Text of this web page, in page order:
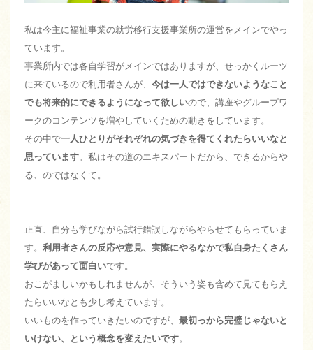
私は今主に福祉事業の就労移行支援事業所の運営をメインでやっ
ています。
事業所内では各自学習がメインではありますが、せっかくルーツ
に来ているので利用者さんが、 今は一人ではできないようなこと
でも将来的にできるようになって欲しいので、講座やグループワ
ークのコンテンツを増やしていくための動きをしています。
その中で一人ひとりがそれぞれの気づきを得てくれたらいいなと
思っています。私はその道のエキスパートだから、できるからや
る、のではなくて。
正直、自分も学びながら試行錯誤しながらやらせてもらっていま
す。 利用者さんの反応や意見、実際にやるなかで私自身たくさん
学びがあって面白いです。
おこがましいかもしれませんが、そういう姿も含めて見てもらえ
たらいいなとも少し考えています。
いいものを作っていきたいのですが、 最初っから完璧じゃないと
いけない、という概念を変えたいです。